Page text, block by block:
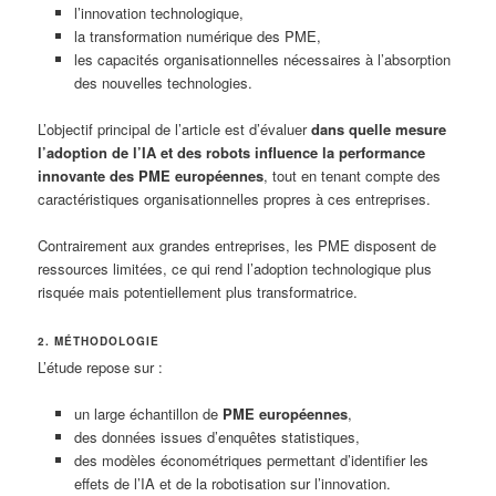
l’innovation technologique,
la transformation numérique des PME,
les capacités organisationnelles nécessaires à l’absorption
des nouvelles technologies.
L’objectif principal de l’article est d’évaluerdans quelle mesure
l’adoption de l’IA et des robots influence la performance
innovante des PME européennes, tout en tenant compte des
caractéristiques organisationnelles propres à ces entreprises.
Contrairement aux grandes entreprises, les PME disposent de
ressources limitées, ce qui rend l’adoption technologique plus
risquée mais potentiellement plus transformatrice.
2. MÉTHODOLOGIE
L’étude repose sur :
un large échantillon de PME européennes,
des données issues d’enquêtes statistiques,
des modèles économétriques permettant d’identifier les
effets de l’IA et de la robotisation sur l’innovation.